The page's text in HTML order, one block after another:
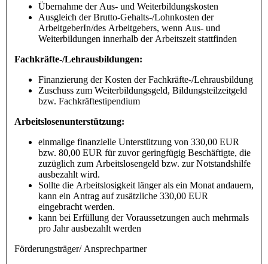
Übernahme der Aus- und Weiterbildungskosten
Ausgleich der Brutto-Gehalts-/Lohnkosten der
ArbeitgeberIn/des Arbeitgebers, wenn Aus- und
Weiterbildungen innerhalb der Arbeitszeit stattfinden
Fachkräfte-/Lehrausbildungen:
Finanzierung der Kosten der Fachkräfte-/Lehrausbildung
Zuschuss zum Weiterbildungsgeld, Bildungsteilzeitgeld
bzw. Fachkräftestipendium
Arbeitslosenunterstützung:
einmalige finanzielle Unterstützung von 330,00 EUR
bzw. 80,00 EUR für zuvor geringfügig Beschäftigte, die
zuzüglich zum Arbeitslosengeld bzw. zur Notstandshilfe
ausbezahlt wird.
Sollte die Arbeitslosigkeit länger als ein Monat andauern,
kann ein Antrag auf zusätzliche 330,00 EUR
eingebracht werden.
kann bei Erfüllung der Voraussetzungen auch mehrmals
pro Jahr ausbezahlt werden
Förderungsträger/ Ansprechpartner